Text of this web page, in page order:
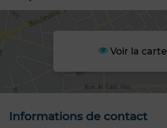
Voir la carte
Informations de contact